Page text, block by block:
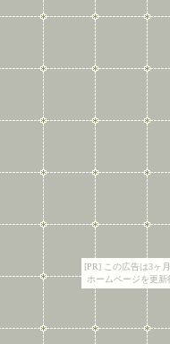
[PR] この広告は3ヶ
ホームページを更